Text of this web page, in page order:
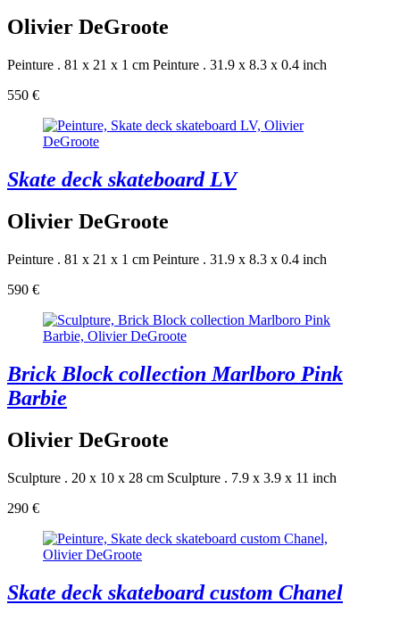
Olivier DeGroote
Peinture . 81 x 21 x 1 cm Peinture . 31.9 x 8.3 x 0.4 inch
550 €
Skate deck skateboard LV
Olivier DeGroote
Peinture . 81 x 21 x 1 cm Peinture . 31.9 x 8.3 x 0.4 inch
590 €
Brick Block collection Marlboro Pink
Barbie
Olivier DeGroote
Sculpture . 20 x 10 x 28 cm Sculpture . 7.9 x 3.9 x 11 inch
290 €
Skate deck skateboard custom Chanel